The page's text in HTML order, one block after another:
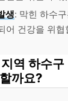
생: 막힌 하수
어 건강을 위
역 하수
까요?